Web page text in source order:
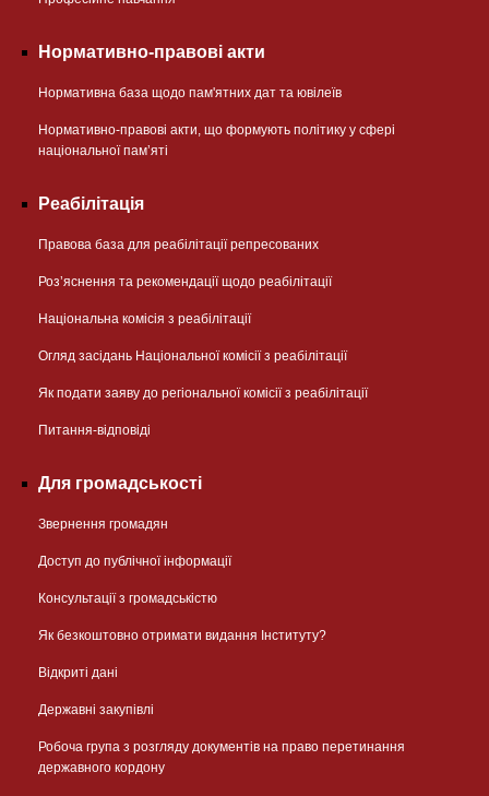
Нормативно-правові акти
Нормативна база щодо пам'ятних дат та ювілеїв
Нормативно-правові акти, що формують політику у сфері
національної памʼяті
Реабілітація
Правова база для реабілітації репресованих
Розʼяснення та рекомендації щодо реабілітації
Національна комісія з реабілітації
Огляд засідань Національної комісії з реабілітації
Як подати заяву до регіональної комісії з реабілітації
Питання-відповіді
Для громадськості
Звернення громадян
Доступ до публічної інформації
Консультації з громадськістю
Як безкоштовно отримати видання Інституту?
Відкриті дані
Державні закупівлі
Робоча група з розгляду документів на право перетинання
державного кордону